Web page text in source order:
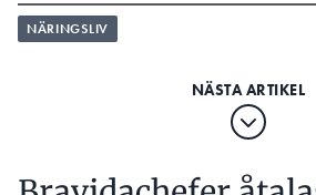
NÄRINGSLIV